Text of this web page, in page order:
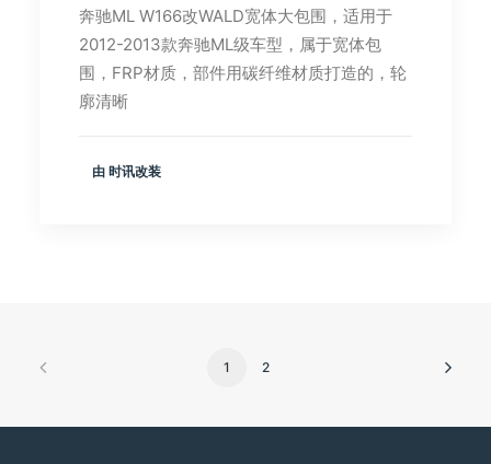
奔驰ML W166改WALD宽体大包围，适用于
2012-2013款奔驰ML级车型，属于宽体包
围，FRP材质，部件用碳纤维材质打造的，轮
廓清晰
由 时讯改装
1 2